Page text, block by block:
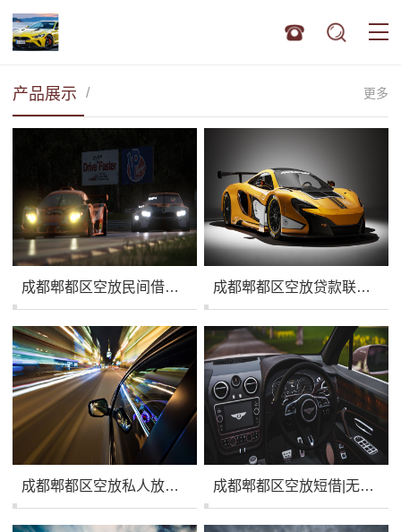
产品展示 / 更多
成都郫都区空放民间借款|生意贷款周转|成都郫都区私人快速借钱 成都郫都区空放贷款联系方式|私人上门借款|成都郫都区开店生意贷
成都郫都区空放私人放款|私人空放借钱贷款|成都郫都区零用贷生意贷 成都郫都区空放短借|无抵押小额贷款|成都郫都区私人应急借款